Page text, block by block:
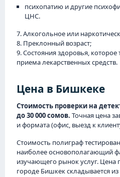
психопатию и другие
ЦНС.
7. Алкогольное или
8. Преклонный возраст;
9. Состояния здоровья, которое
приема лекарственных средств.
Цена в Бишкеке
Стоимость проверки на
до 30 000 сомов. Точная цена
и формата (офис, выезд к
Стоимость полиграф
наиболее основополагающий
изучающего рынок услуг. Цена
городе Бишкек складывается